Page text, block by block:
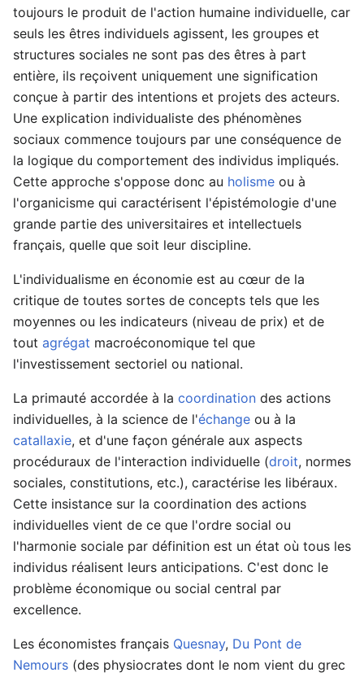
toujours le produit de l'action humaine individuelle, car
seuls les êtres individuels agissent, les groupes et
structures sociales ne sont pas des êtres à part
entière, ils reçoivent uniquement une signification
conçue à partir des intentions et projets des acteurs.
Une explication individualiste des phénomènes
sociaux commence toujours par une conséquence de
la logique du comportement des individus impliqués.
Cette approche s'oppose donc au holisme ou à
l'organicisme qui caractérisent l'épistémologie d'une
grande partie des universitaires et intellectuels
français, quelle que soit leur discipline.
L'individualisme en économie est au cœur de la
critique de toutes sortes de concepts tels que les
moyennes ou les indicateurs (niveau de prix) et de
tout agrégat macroéconomique tel que
l'investissement sectoriel ou national.
La primauté accordée à la coordination des actions
individuelles, à la science de l'échange ou à la
catallaxie, et d'une façon générale aux aspects
procéduraux de l'interaction individuelle (droit, normes
sociales, constitutions, etc.), caractérise les libéraux.
Cette insistance sur la coordination des actions
individuelles vient de ce que l'ordre social ou
l'harmonie sociale par définition est un état où tous les
individus réalisent leurs anticipations. C'est donc le
problème économique ou social central par
excellence.
Les économistes français Quesnay, Du Pont de
Nemours (des physiocrates dont le nom vient du grec